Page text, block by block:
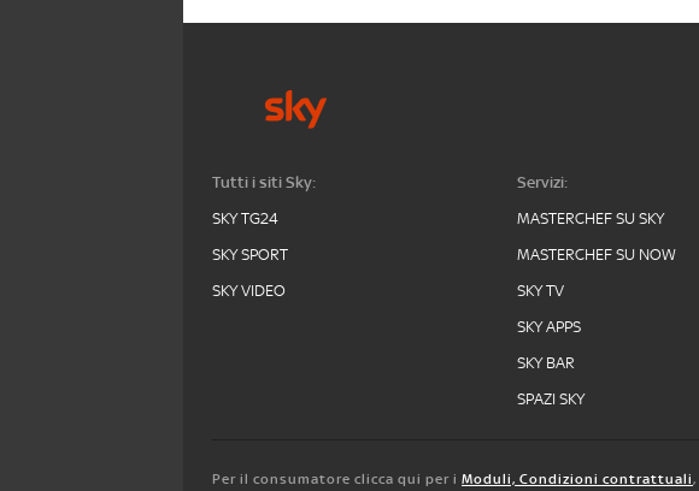
Tutti i siti Sky:
SKY TG24
SKY SPORT
SKY VIDEO
Servizi:
MASTERCHEF SU SKY
MASTERCHEF SU NOW
SKY TV
SKY APPS
SKY BAR
SPAZI SKY
Per il consumatore clicca qui per i Moduli, Condizioni contrattuali,